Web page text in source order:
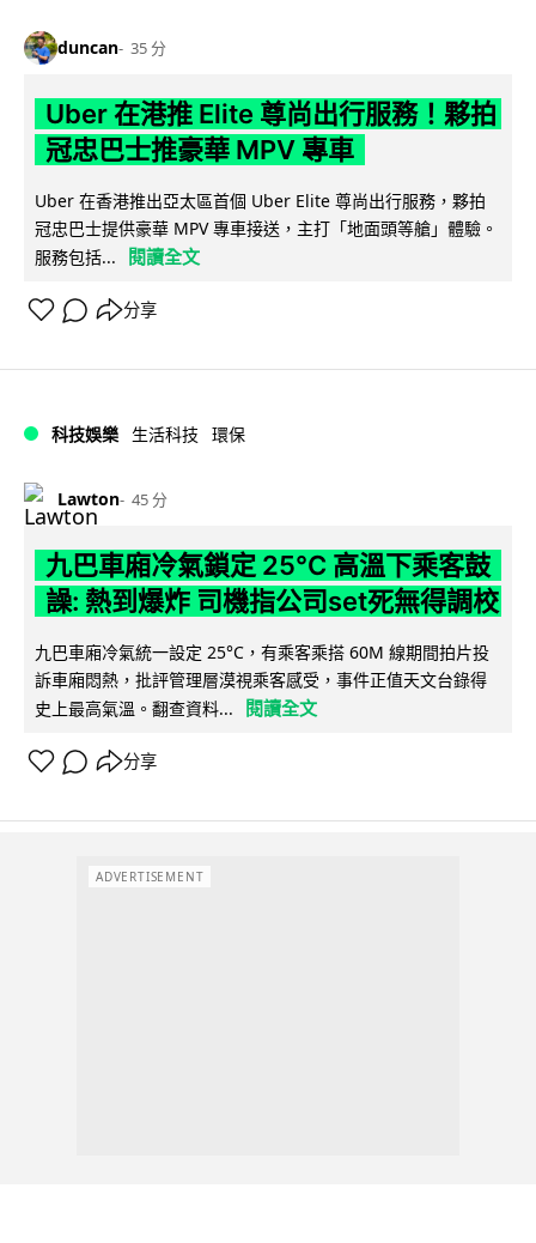
duncan 35 分
Uber 在港推 Elite 尊尚出行服務！夥拍
冠忠巴士推豪華 MPV 專車
Uber 在香港推出亞太區首個 Uber Elite 尊尚出行服務，夥拍
冠忠巴士提供豪華 MPV 專車接送，主打「地面頭等艙」體驗。
服務包括...
閱讀全文
分享
科技娛樂 生活科技 環保
Lawton 45 分
九巴車廂冷氣鎖定 25°C 高溫下乘客鼓
譟: 熱到爆炸 司機指公司set死無得調校
九巴車廂冷氣統一設定 25°C，有乘客乘搭 60M 線期間拍片投
訴車廂悶熱，批評管理層漠視乘客感受，事件正值天文台錄得
史上最高氣溫。翻查資料...
閱讀全文
分享
ADVERTISEMENT